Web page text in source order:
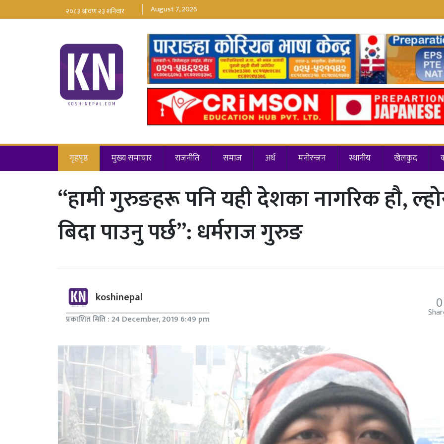
August 7, 2026
गृहपृष्ठ मुख्य समाचार राजनीति समाज अर्थ मनोरन्जन स्थानीय खेलकुद
“हामी गुरुङहरू पनि यही देशका नागरिक हौ,
बिदा पाउनु पर्छ”: धर्मराज गुरुङ
koshinepal
प्रकाशित मिति : 24 December, 2019 6:49 pm
0